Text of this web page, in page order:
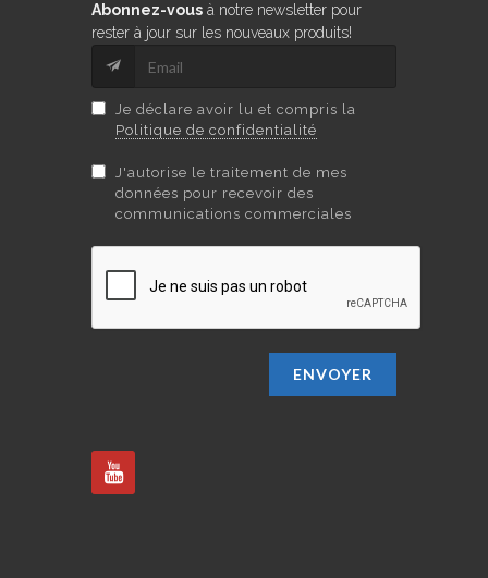
Abonnez-vous à notre newsletter pour
rester à jour sur les nouveaux produits!
Je déclare avoir lu et compris la
Politique de confidentialité
J'autorise le traitement de mes
données pour recevoir des
communications commerciales
ENVOYER